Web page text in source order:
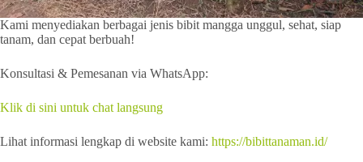
Kami menyediakan berbagai jenis bibit mangga unggul, sehat, siap
tanam, dan cepat berbuah!
Konsultasi & Pemesanan via WhatsApp:
Klik di sini untuk chat langsung
Lihat informasi lengkap di website kami: https://bibittanaman.id/